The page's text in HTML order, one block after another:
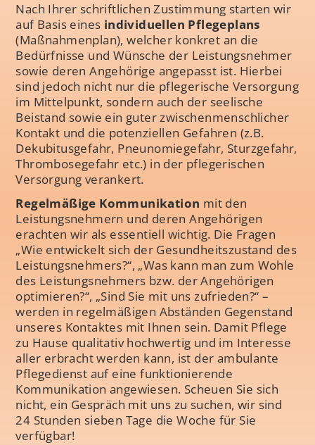
Nach Ihrer schriftlichen Zustimmung starten wir
auf Basis eines individuellen Pflegeplans
(Maßnahmenplan), welcher konkret an die
Bedürfnisse und Wünsche der Leistungsnehmer
sowie deren Angehörige angepasst ist. Hierbei
sind jedoch nicht nur die pflegerische Versorgung
im Mittelpunkt, sondern auch der seelische
Beistand sowie ein guter zwischenmenschlicher
Kontakt und die potenziellen Gefahren (z.B.
Dekubitusgefahr, Pneunomiegefahr, Sturzgefahr,
Thrombosegefahr etc.) in der pflegerischen
Versorgung verankert.
Regelmäßige Kommunikation mit den
Leistungsnehmern und deren Angehörigen
erachten wir als essentiell wichtig. Die Fragen
„Wie entwickelt sich der Gesundheitszustand des
Leistungsnehmers?“, „Was kann man zum Wohle
des Leistungsnehmers bzw. der Angehörigen
optimieren?“, „Sind Sie mit uns zufrieden?“ –
werden in regelmäßigen Abständen Gegenstand
unseres Kontaktes mit Ihnen sein. Damit Pflege
zu Hause qualitativ hochwertig und im Interesse
aller erbracht werden kann, ist der ambulante
Pflegedienst auf eine funktionierende
Kommunikation angewiesen. Scheuen Sie sich
nicht, ein Gespräch mit uns zu suchen, wir sind
24 Stunden sieben Tage die Woche für Sie
verfügbar!